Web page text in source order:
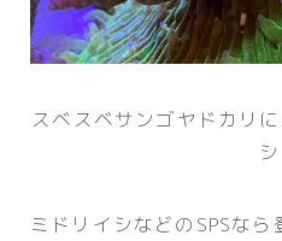
スベスベサンゴヤドカリ
シ
ミドリイシなどのSPSな